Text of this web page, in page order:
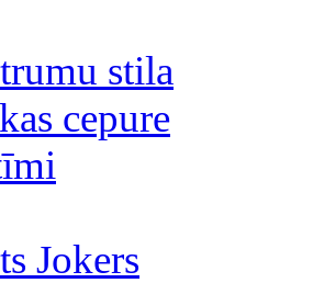
stila
cepure
Jokers